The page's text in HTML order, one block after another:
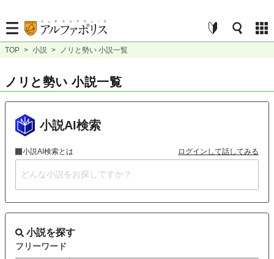
TOP > 小説 > ノリと勢い 小説一覧
ノリと勢い 小説一覧
小説AI検索
小説AI検索とは ログインして話してみる
小説を探す
フリーワード